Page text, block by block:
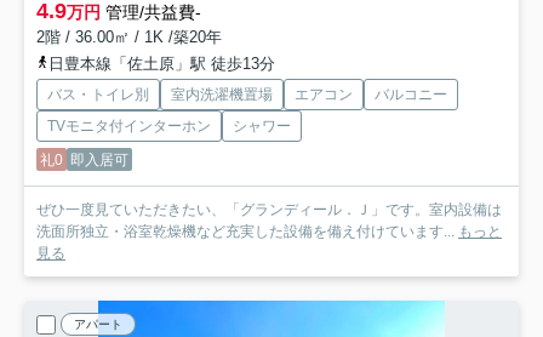
4.9万円 管理/共益費-
2階 / 36.00㎡ / 1K /築20年
日豊本線「佐土原」駅 徒歩13分
バス・トイレ別 室内洗濯機置場 エアコン
バルコニー
TVモニタ付インターホン
シャワー
礼0 即入居可
ぜひ一度見ていただきたい、「グランディール．Ｊ」です。室内設備は
洗面所独立・浴室乾燥機など充実した設備を備え付けています... もっと
見る
アパート